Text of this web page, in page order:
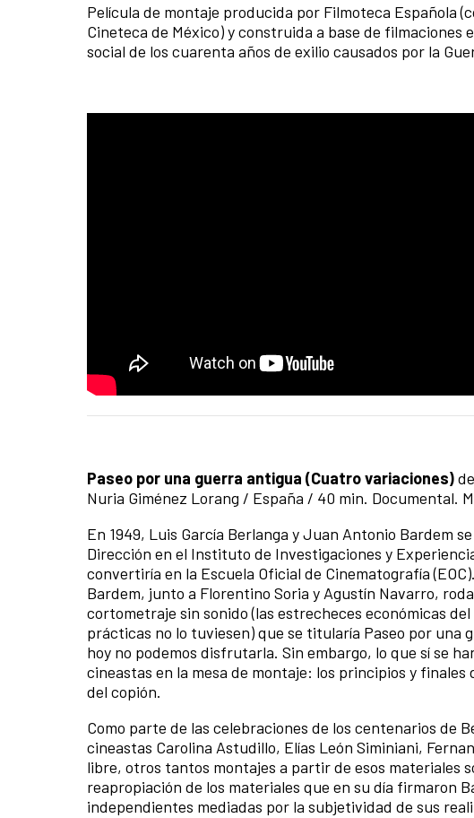
Película de montaje producida por Filmoteca Española
Cineteca de México) y construida a base de
social de los cuarenta años de exilio causados por la
Paseo por una guerra antigua (Cuatro variaciones)
Nuria Giménez Lorang / España / 40 min. Documental.
En 1949, Luis García Berlanga y Juan Antonio Bardem
Dirección en el Instituto de Investigaciones y
convertiría en la Escuela Oficial de Cinematografía
Bardem, junto a Florentino Soria y Agustín Navarro,
cortometraje sin sonido (las estrecheces económicas
prácticas no lo tuviesen) que se titularía Paseo por
hoy no podemos disfrutarla. Sin embargo, lo que sí se
cineastas en la mesa de montaje: los principios y
del copión.
Como parte de las celebraciones de los centenarios de
cineastas Carolina Astudillo, Elías León Siminiani,
libre, otros tantos montajes a partir de esos materiales
reapropiación de los materiales que en su día firmaron
independientes mediadas por la subjetividad de sus